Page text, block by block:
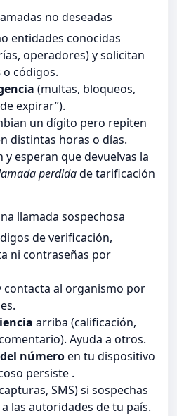
no deseadas
entidades conocidas
operadores) y solicitan
o códigos.
(multas, bloqueos,
expirar”).
un dígito pero repiten
distintas horas o días.
y esperan que devuelvas la
perdidade tarificación
llamada sospechosa
de verificación,
ni contraseñas por
contacta al organismo por
arriba (calificación,
Ayuda a otros.
númeroen tu dispositivo
persiste .
SMS) si sospechas
las autoridades de tu país.